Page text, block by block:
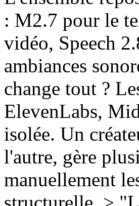
: M2.7 pour le
vidéo, Speech
ambiances
change tout ?
ElevenLabs,
isolée. Un
l'autre, gère
manuellement